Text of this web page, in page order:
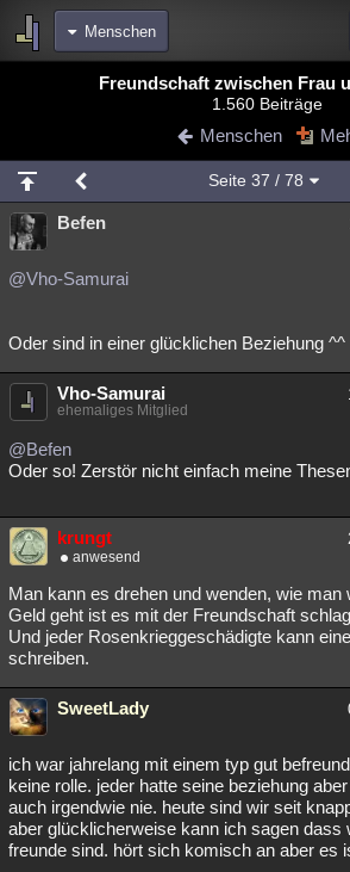
Menschen
Blogs
Chat Wiki Neuigkeiten
meine Rubriken
Menschen
Spiritualität
Philosophie Träume
Astronomie
Übersichten
Besucht Teilgenommen
Lesenswert Schlüsselwörter
Freundschaft zwischen Frau
1.560 Beiträge
Menschen
Seite 37 / 78
Befen
@Vho-Samurai
Oder sind in einer glücklichen Beziehung ^^
Vho-Samurai
ehemaliges Mitglied
@Befen
Oder so! Zerstör nicht einfach meine
krungt
anwesend
Man kann es drehen und wenden, wie man
Geld geht ist es mit der Freundschaft
Und jeder Rosenkrieggeschädigte kann
schreiben.
SweetLady
ich war jahrelang mit einem typ gut
keine rolle. jeder hatte seine beziehung
auch irgendwie nie. heute sind wir seit
aber glücklicherweise kann ich sagen dass
freunde sind. hört sich komisch an aber es